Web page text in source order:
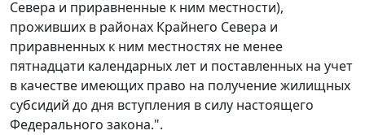
Севера и приравненные к ним местности),
проживших в районах Крайнего Севера и
приравненных к ним местностях не менее
пятнадцати календарных лет и поставленных на учет
в качестве имеющих право на получение жилищных
субсидий до дня вступления в силу настоящего
Федерального закона.".